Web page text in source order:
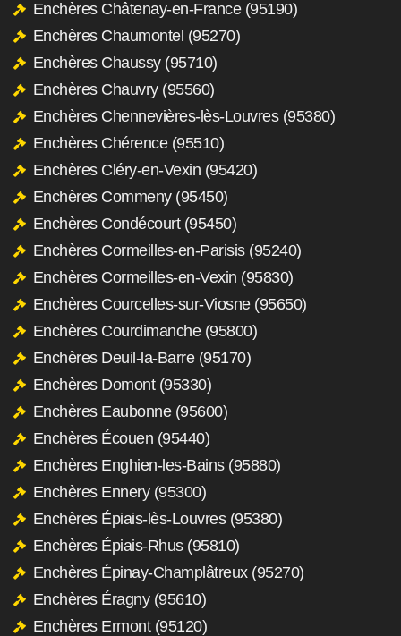
Enchères Châtenay-en-France (95190)
Enchères Chaumontel (95270)
Enchères Chaussy (95710)
Enchères Chauvry (95560)
Enchères Chennevières-lès-Louvres (95380)
Enchères Chérence (95510)
Enchères Cléry-en-Vexin (95420)
Enchères Commeny (95450)
Enchères Condécourt (95450)
Enchères Cormeilles-en-Parisis (95240)
Enchères Cormeilles-en-Vexin (95830)
Enchères Courcelles-sur-Viosne (95650)
Enchères Courdimanche (95800)
Enchères Deuil-la-Barre (95170)
Enchères Domont (95330)
Enchères Eaubonne (95600)
Enchères Écouen (95440)
Enchères Enghien-les-Bains (95880)
Enchères Ennery (95300)
Enchères Épiais-lès-Louvres (95380)
Enchères Épiais-Rhus (95810)
Enchères Épinay-Champlâtreux (95270)
Enchères Éragny (95610)
Enchères Ermont (95120)